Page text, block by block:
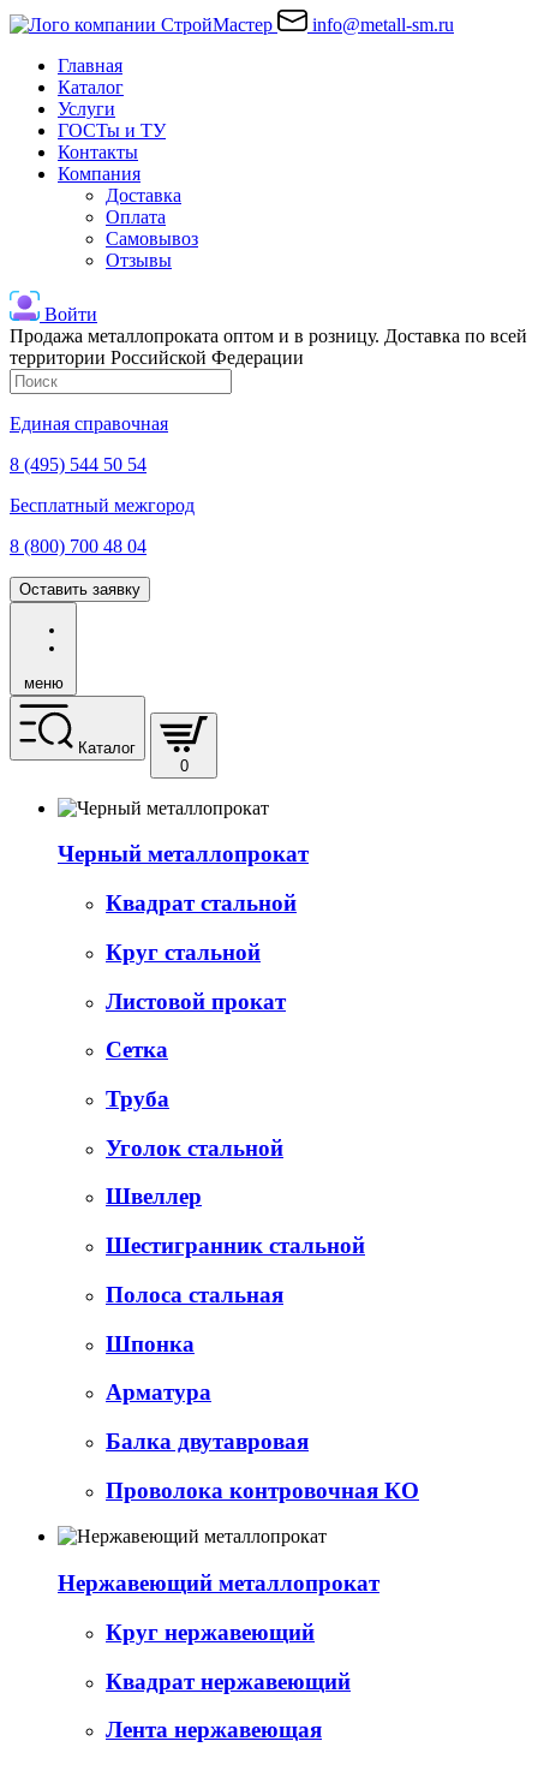
info@metall-sm.ru
Главная
Каталог
Услуги
ГОСТы и ТУ
Контакты
Компания
Доставка
Оплата
Самовывоз
Отзывы
Войти
Продажа металлопроката оптом и в розницу. Доставка по всей
территории Российской Федерации
Единая справочная
8 (495) 544 50 54
Бесплатный межгород
8 (800) 700 48 04
Оставить заявку
меню
Каталог
0
Черный металлопрокат
Квадрат стальной
Круг стальной
Листовой прокат
Сетка
Труба
Уголок стальной
Швеллер
Шестигранник стальной
Полоса стальная
Шпонка
Арматура
Балка двутавровая
Проволока контровочная КО
Нержавеющий металлопрокат
Круг нержавеющий
Квадрат нержавеющий
Лента нержавеющая